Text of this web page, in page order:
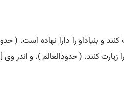
و بنیاداو را دارا نهاده است. (
کنند. ( حدودالعالم ). و اندر